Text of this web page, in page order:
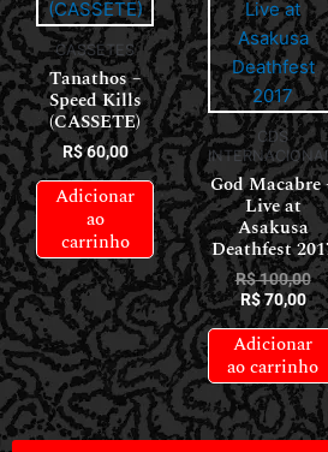
CASSETES
Tanathos –
Speed Kills
(CASSETE)
R$60,00
Adicionar
ao
carrinho
CDS
God Macabre
Live at
Asakusa
Deathfest
R$100,00
R$70,00
Adicionar
ao carrinho